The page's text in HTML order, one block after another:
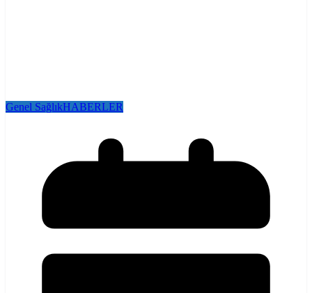
Genel SağlıkHABERLER